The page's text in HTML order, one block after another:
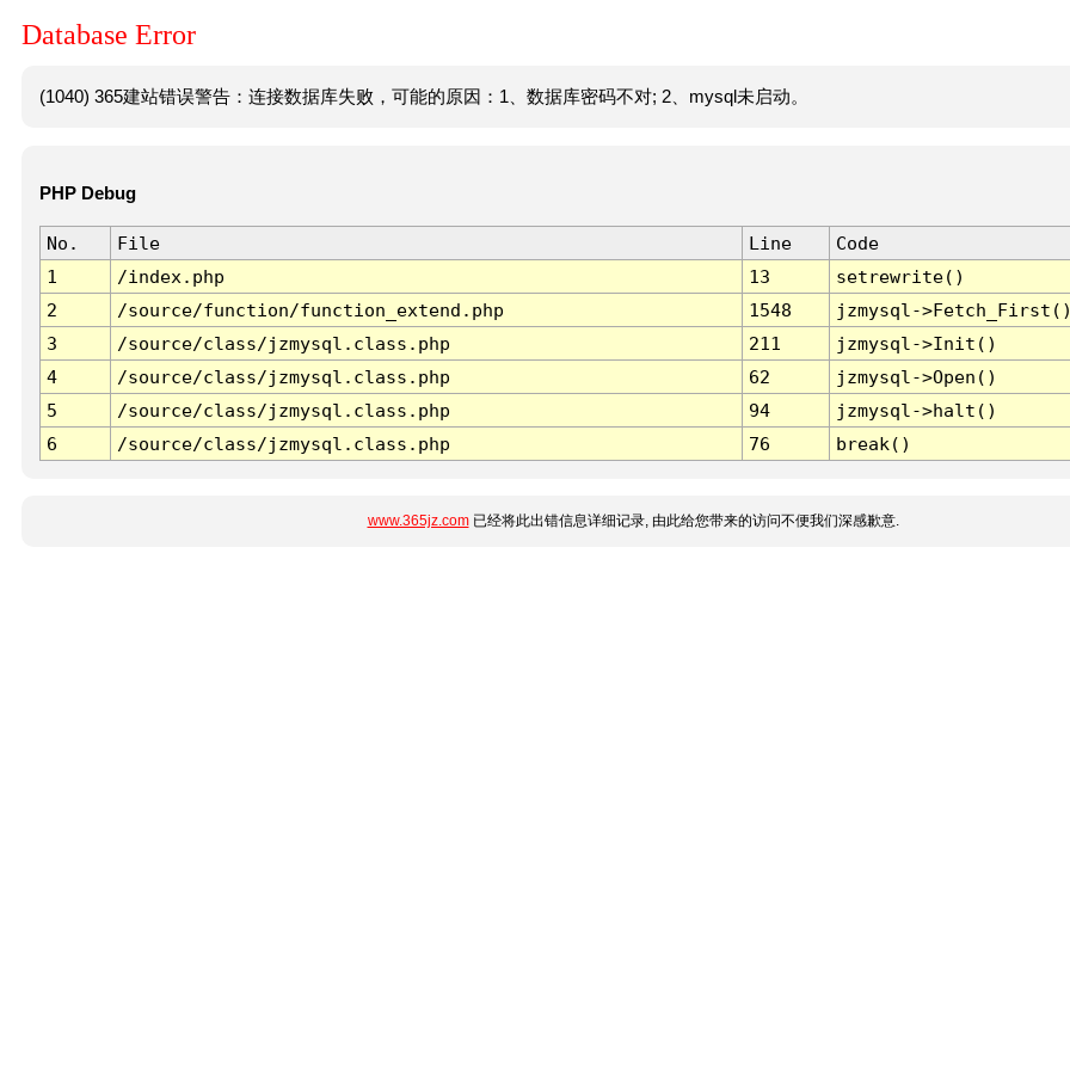
Database Error
(1040) 365建站错误警告：连接数据库失败，可能的原因：1、数据库密码不对; 2、mysql未启动。
PHP Debug
No. File Line
Code
1
/index.php 13
setrewrite()
2
/source/function/function_extend.php 1548
jzmysql-
3
/source/class/jzmysql.class.php 211
jzmysql->Init()
4
/source/class/jzmysql.class.php 62
jzmysql->Open()
5
/source/class/jzmysql.class.php 94
jzmysql->halt()
6
/source/class/jzmysql.class.php 76 break()
www.365jz.com已经将此出错信息详细记录, 由此给您带来的访问不便我们深感歉意.